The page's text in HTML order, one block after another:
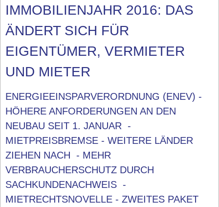
IMMOBILIENJAHR 2016: DAS
ÄNDERT SICH FÜR
EIGENTÜMER, VERMIETER
UND MIETER
ENERGIEEINSPARVERORDNUNG (ENEV) -
HÖHERE ANFORDERUNGEN AN DEN
NEUBAU SEIT 1. JANUAR -
MIETPREISBREMSE - WEITERE LÄNDER
ZIEHEN NACH - MEHR
VERBRAUCHERSCHUTZ DURCH
SACHKUNDENACHWEIS -
MIETRECHTSNOVELLE - ZWEITES PAKET